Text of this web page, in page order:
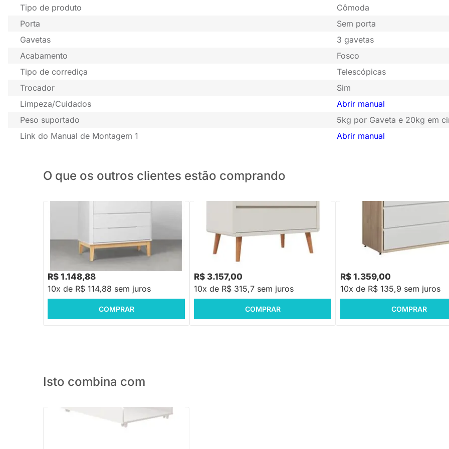
Tipo de produto
Cômoda
Porta
Sem porta
Gavetas
3 gavetas
Acabamento
Fosco
Tipo de corrediça
Telescópicas
Trocador
Sim
Limpeza/Cuidados
Abrir manual
Peso suportado
5kg por Gaveta e 20kg em
Link do Manual de Montagem 1
Abrir manual
O que os outros clientes estão comprando
Square Natural - Branco e Savana
R$ 1.579,88
R$ 1.148,88
10x de R$ 114,88 sem juros
COMPRAR
com Pés em Madeira
R$ 3.157,00
10x de R$ 315,7 sem juros
COMPRAR
Cômoda Sol e Mar 4 Gavetas -
Carvalho
R$ 1.359,00
10x de R$ 135,9 sem juros
COMPRAR
Isto combina com
Trocador Theo - Branco Brilho